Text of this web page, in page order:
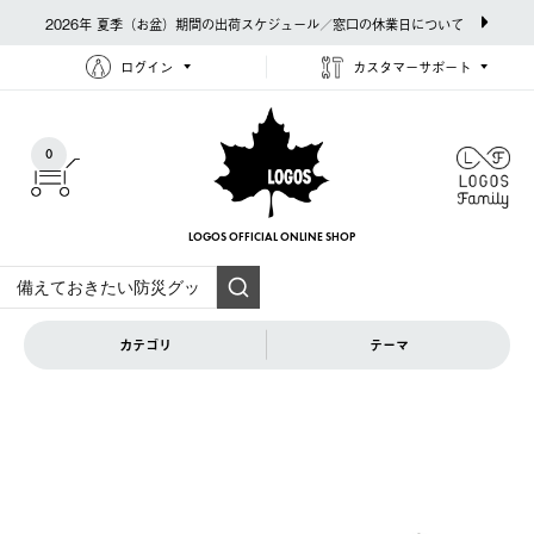
2026年 夏季（お盆）期間の出荷スケジュール／窓口の休業日について
ログイン カスタマーサポート
0
LOGOS OFFICIAL ONLINE SHOP
カテゴリ テーマ